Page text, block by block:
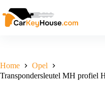
naar
de
Home
Opel
Transpondersleutel MH profiel